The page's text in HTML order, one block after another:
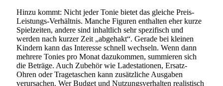
Hinzu kommt: Nicht jeder Tonie bietet das gleiche Preis-
Leistungs-Verhältnis. Manche Figuren enthalten eher kurze
Spielzeiten, andere sind inhaltlich sehr spezifisch und
werden nach kurzer Zeit „abgehakt“. Gerade bei kleinen
Kindern kann das Interesse schnell wechseln. Wenn dann
mehrere Tonies pro Monat dazukommen, summieren sich
die Beträge. Auch Zubehör wie Ladestationen, Ersatz-
Ohren oder Tragetaschen kann zusätzliche Ausgaben
verursachen. Wer Budget und Nutzungsverhalten realistisch